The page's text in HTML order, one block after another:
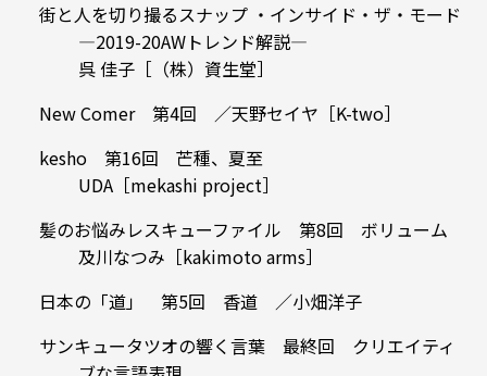
街と人を切り撮るスナップ ・インサイド・ザ・モード
—2019-20AWトレンド解説—
呉 佳子［（株）資生堂］
New Comer 第4回 ／天野セイヤ［K-two］
kesho 第16回 芒種、夏至
UDA［mekashi project］
髪のお悩みレスキューファイル 第8回 ボリューム
及川なつみ［kakimoto arms］
日本の「道」 第5回 香道 ／小畑洋子
サンキュータツオの響く言葉 最終回 クリエイティ